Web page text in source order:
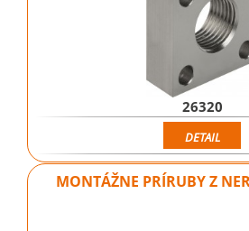
26320
DETAIL
MONTÁŽNE PRÍRUBY Z